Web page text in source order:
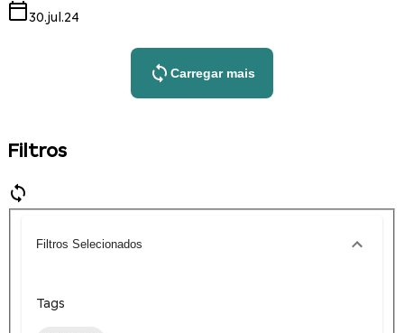
30.jul.24
Carregar mais
Filtros
Filtros Selecionados
Tags